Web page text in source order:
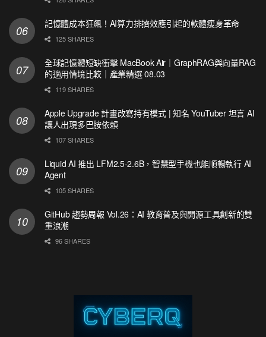
記憶體成本狂飆！AI算力排擠效應引起的軟體瘦身革命
125 SHARES
全球記憶體短缺衝擊 MacBook Air｜GraphRAG與向量RAG
的適用情境比較｜產業精選 08.03
119 SHARES
Apple Upgrade 計畫改寫持有模式 | 知名 YouTuber 坦言 AI
讓人出現多巴胺依賴
107 SHARES
Liquid AI 推出 LFM2.5-2.6B，智慧型手機也能順暢執行 AI
Agent
105 SHARES
GitHub 趨勢周報 Vol.26：AI 教育普及與開源工具創新的雙
重浪潮
96 SHARES